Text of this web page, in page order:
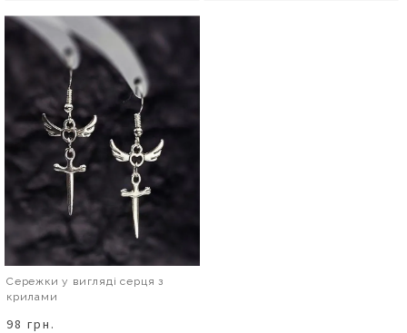
Сережки у вигляді серця з
крилами
98 грн.